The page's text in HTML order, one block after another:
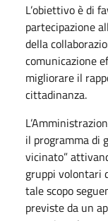
L’obiettivo è di
partecipazione
della
comunicazione
migliorare il
cittadinanza.
il programma di
vicinato”
gruppi volontari
tale scopo
previste da un